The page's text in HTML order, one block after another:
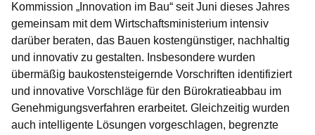
Kommission „Innovation im Bau“ seit Juni dieses Jahres
gemeinsam mit dem Wirtschaftsministerium intensiv
darüber beraten, das Bauen kostengünstiger, nachhaltig
und innovativ zu gestalten. Insbesondere wurden
übermäßig baukostensteigernde Vorschriften identifiziert
und innovative Vorschläge für den Bürokratieabbau im
Genehmigungsverfahren erarbeitet. Gleichzeitig wurden
auch intelligente Lösungen vorgeschlagen, begrenzte